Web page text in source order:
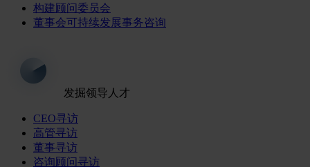
构建顾问委员会
董事会可持续发展事务咨询
发掘领导人才
CEO寻访
高管寻访
董事寻访
咨询顾问寻访